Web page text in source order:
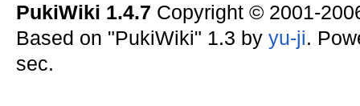
PukiWiki 1.4.7 Copyright © 2001-
Based on "PukiWiki" 1.3 by yu-ji.
sec.